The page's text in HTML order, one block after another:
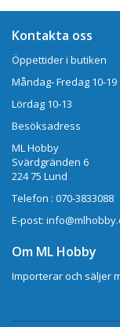
Kontakta oss
Öppettider i butiken
Måndag- Fredag 10-19
Lördag 10-13
Besöksadress
ML Hobby
Svärdgränden 6
224 75 Lund
Telefon : 070-3833088
E-post:
Om ML Hobby
Importerar och säljer